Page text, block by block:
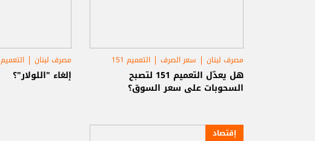
مصرف لبنان سعر الصرف التعميم 151
هل يعدّل التعميم 151 لتصبح
السحوبات على سعر السوق؟
مصرف لبنان التعميم 151
إلغاء "اللولار"؟
إقتصاد